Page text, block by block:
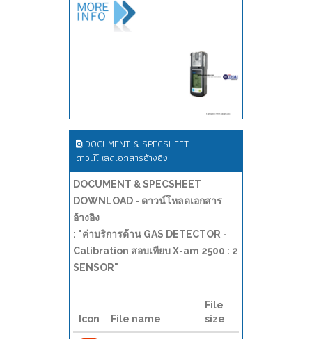
DOCUMENT & SPECSHEET -
ดาวน์โหลดเอกสารอ้างอิง
DOCUMENT & SPECSHEET
DOWNLOAD - ดาวน์โหลดเอกสาร
อ้างอิง
: "ค่าบริการด้าน GAS DETECTOR -
Calibration สอบเทียบ X-am 2500 : 2
SENSOR"
Icon File name
File
size